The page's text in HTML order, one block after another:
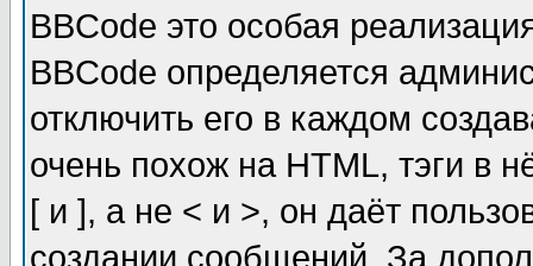
BBCode это особая
BBCode определяется
отключить его в каждом
очень похож на HTML, тэги в
[ и ], а не < и >, он даёт
создании сообщений. За